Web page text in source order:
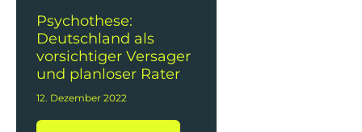
Psychothese:
Deutschland als
vorsichtiger Versager
und planloser Rater
12. Dezember 2022